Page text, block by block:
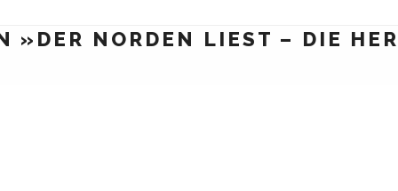
»DER NORDEN LIEST – DIE